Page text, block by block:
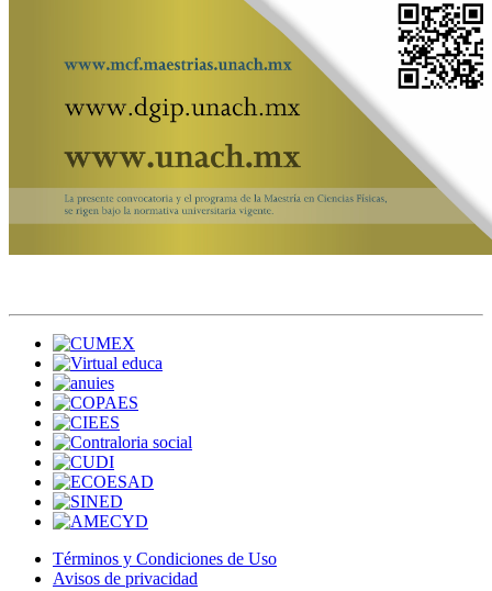
Términos y Condiciones de Uso
Avisos de privacidad